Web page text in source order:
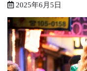
2025年6月5日